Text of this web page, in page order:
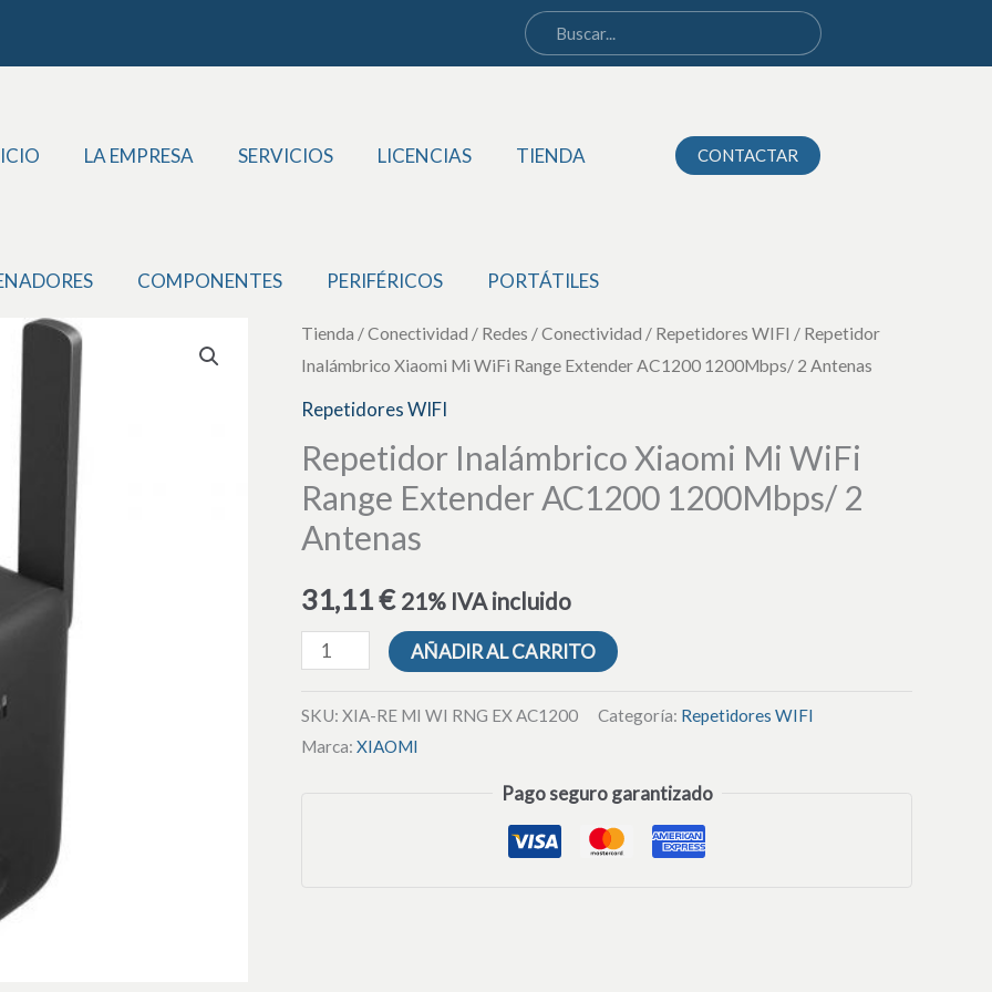
LA EMPRESA SERVICIOS LICENCIAS TIENDA CONTACTAR
COMPONENTES PERIFÉRICOS PORTÁTILES
Tienda /Conectividad / Redes /Conectividad / Repetidores WIFI / Repetidor
Inalámbrico Xiaomi Mi WiFi Range Extender AC1200 1200Mbps/ 2 Antenas
Repetidores WIFI
Repetidor Inalámbrico Xiaomi Mi WiFi
Range Extender AC1200 1200Mbps/ 2
Antenas
31,11€ 21% IVA incluido
Repetidor
Inalámbrico
Xiaomi
WiFi
Range
Extender
1200Mbps/
cantidad
AÑADIR AL CARRITO
SKU: XIA-RE MI WI RNG EX AC1200 Categoría: Repetidores WIFI
Marca: XIAOMI
Pago seguro garantizado
Mi
WiFi